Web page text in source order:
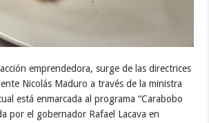
emprendedora, surge de las directrices
Nicolás Maduro a través de la ministra
está enmarcada al programa “Carabobo
por el gobernador Rafael Lacava en